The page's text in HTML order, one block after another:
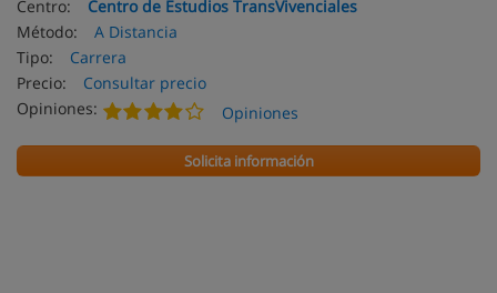
Centro:
Centro de Estudios TransVivenciales
Método:
A Distancia
Tipo:
Carrera
Precio:
Consultar precio
Opiniones:
Opiniones
Solicita información